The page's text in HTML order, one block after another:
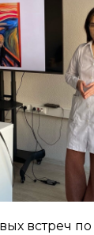
встреч